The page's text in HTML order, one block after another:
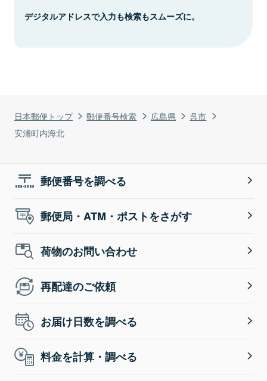
日本郵便トップ 郵便番号検索 広島県
呉市
安浦町内海北
デジタルアドレスで入力も検索もスムーズに。
郵便番号を調べる
郵便局・ATM・ポストをさがす
荷物のお問い合わせ
再配達のご依頼
お届け日数を調べる
料金を計算・調べる